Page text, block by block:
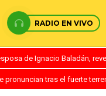
RADIO EN VIVO
de Ignacio Baladán,
pronuncian tras el fuerte